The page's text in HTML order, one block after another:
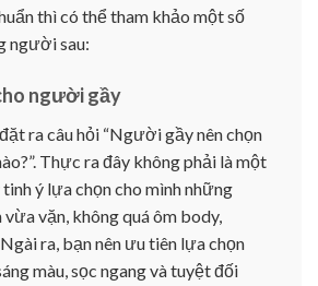
thì có thể tham khảo một số
người sau:
người gầy
ra câu hỏi “Người gầy nên chọn
Thực ra đây không phải là một
ý lựa chọn cho mình những
vặn, không quá ôm body,
ra, bạn nên ưu tiên lựa chọn
màu, sọc ngang và tuyệt đối